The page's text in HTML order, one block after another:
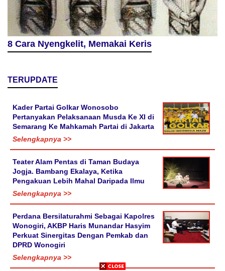
8 Cara Nyengkelit, Memakai Keris
TERUPDATE
Kader Partai Golkar Wonosobo
Pertanyakan Pelaksanaan Musda Ke XI di
Semarang Ke Mahkamah Partai di Jakarta
Selengkapnya >>
Teater Alam Pentas di Taman Budaya
Jogja. Bambang Ekalaya, Ketika
Pengakuan Lebih Mahal Daripada Ilmu
Selengkapnya >>
Perdana Bersilaturahmi Sebagai Kapolres
Wonogiri, AKBP Haris Munandar Hasyim
Perkuat Sinergitas Dengan Pemkab dan
DPRD Wonogiri
Selengkapnya >>